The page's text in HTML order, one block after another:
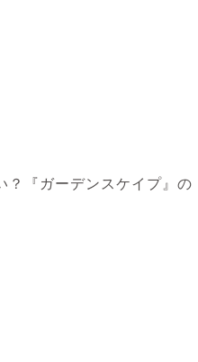
？『ガーデンスケイプ』の